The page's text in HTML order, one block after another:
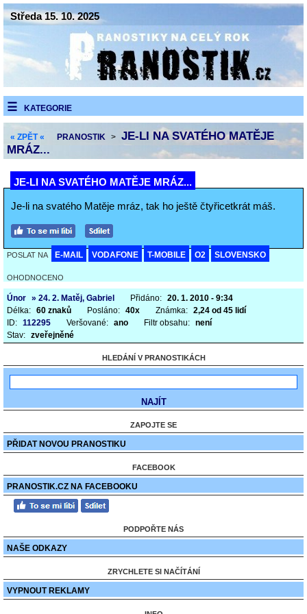
Středa 15. 10. 2025
KATEGORIE
« ZPĚT « PRANOSTIK > JE-LI NA SVATÉHO MATĚJE
MRÁZ...
JE-LI NA SVATÉHO MATĚJE MRÁZ...
Je-li na svatého Matěje mráz, tak ho ještě čtyřicetkrát máš.
POSLAT NA E-MAIL VODAFONE T-MOBILE O2 SLOVENSKO
OHODNOCENO
Únor » 24. 2. Matěj, Gabriel Přidáno: 20. 1. 2010 - 9:34
Délka: 60 znaků Posláno: 40x Známka: 2,24 od 45 lidí
ID: 112295 Veršované: ano Filtr obsahu: není
Stav: zveřejněné
HLEDÁNÍ V PRANOSTIKÁCH
ZAPOJTE SE
PŘIDAT NOVOU PRANOSTIKU
FACEBOOK
PRANOSTIK.CZ NA FACEBOOKU
PODPOŘTE NÁS
NAŠE ODKAZY
ZRYCHLETE SI NAČÍTÁNÍ
VYPNOUT REKLAMY